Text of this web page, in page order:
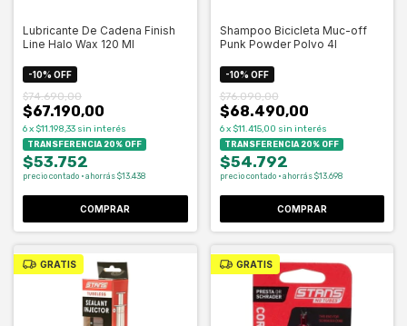
Lubricante De Cadena Finish
Line Halo Wax 120 Ml
-10% OFF
$67.190,00
$74.690,00
6x $11.198,33 sin interés
TRANSFERENCIA 20% OFF
$53.752
precio contado · ahorrás $13.438
Shampoo Bicicleta Muc-off
Punk Powder Polvo 4l
-10% OFF
$68.490,00
$76.090,00
6 x $11.415,00 sin interés
TRANSFERENCIA 20% OFF
$54.792
precio contado · ahorrás $13.698
COMPRAR
GRATIS GRATIS